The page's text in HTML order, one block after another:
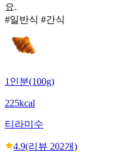
요.
#일반식 #간식
1인분(100g)
225kcal
티라미수
4.9(리뷰 202개)